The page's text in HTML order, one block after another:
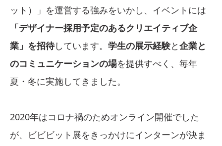
ット）」を運営する強みをいかし、イベントには
「デザイナー採用予定のあるクリエイティブ企
業」を招待しています。 学生の展示経験と企業と
のコミュニケーションの場を提供すべく、毎年
夏・冬に実施してきました。
2020年はコロナ禍のためオンライン開催でした
が、ビビビット展をきっかけにインターンが決ま